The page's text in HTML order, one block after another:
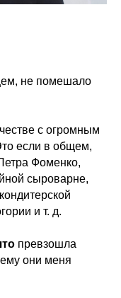
не помешало
с огромным
если в общем,
Фоменко,
сыроварне,
и т. д.
превзошла
они меня